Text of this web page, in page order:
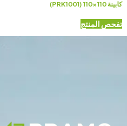
كابينة 110×110 (PRK1001)
تفحص المنتج